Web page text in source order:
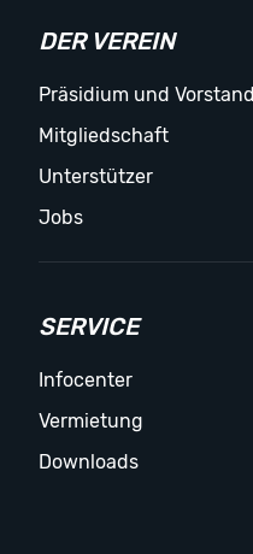
DER VEREIN
Präsidium und Vorstand
Mitgliedschaft
Unterstützer
Jobs
SERVICE
Infocenter
Vermietung
Downloads